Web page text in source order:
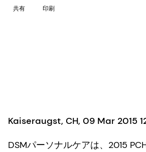
共有 印刷
Kaiseraugst, CH, 09 Mar 2015
DSMパーソナルケアは、2015